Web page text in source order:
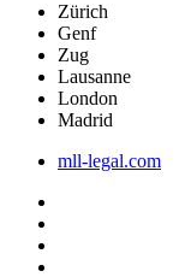
Zürich
Genf
Zug
Lausanne
London
Madrid
mll-legal.com